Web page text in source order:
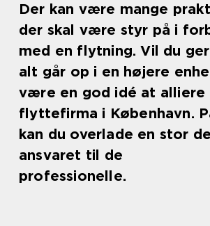
Der kan være mange
der skal være styr på i
med en flytning. Vil du
alt går op i en højere
være en god idé at alliere
flyttefirma i København.
kan du overlade en stor
ansvaret til de
professionelle.